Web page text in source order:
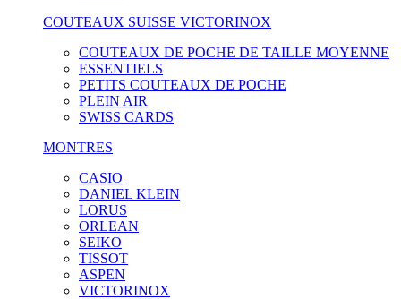
COUTEAUX SUISSE VICTORINOX
COUTEAUX DE POCHE DE TAILLE MOYENNE
ESSENTIELS
PETITS COUTEAUX DE POCHE
PLEIN AIR
SWISS CARDS
MONTRES
CASIO
DANIEL KLEIN
LORUS
ORLEAN
SEIKO
TISSOT
ASPEN
VICTORINOX